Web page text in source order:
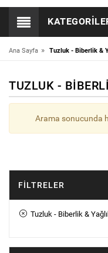
Ana Sayfa » Tuzluk - Biberlik &
TUZLUK -
Arama sonucunda
FILTRELER
Tuzluk - Biberlik &